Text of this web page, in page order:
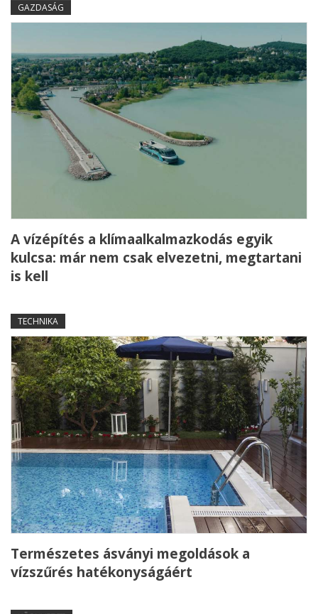
GAZDASÁG
A vízépítés a klímaalkalmazkodás egyik
kulcsa: már nem csak elvezetni, megtartani
is kell
TECHNIKA
Természetes ásványi megoldások a
vízszűrés hatékonyságáért